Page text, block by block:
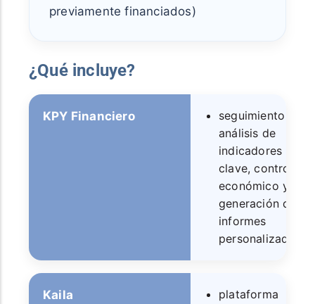
previamente financiados)
¿Qué incluye?
KPY Financiero
seguimiento y
análisis de
indicadores
clave, control
económico y
generación de
informes
personalizados.
Kaila
plataforma